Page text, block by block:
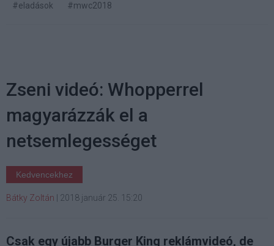
#eladások
#mwc2018
Zseni videó: Whopperrel
magyarázzák el a
netsemlegességet
Kedvencekhez
Bátky Zoltán 2018 január 25. 15:20
Csak egy újabb Burger King reklámvideó, de